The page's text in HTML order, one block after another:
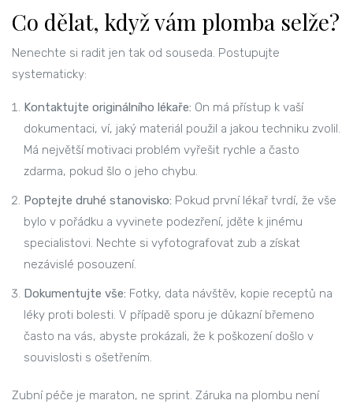
Co dělat, když vám plomba selže?
Nenechte si radit jen tak od souseda. Postupujte
systematicky:
Kontaktujte originálního lékaře: On má přístup k vaší
dokumentaci, ví, jaký materiál použil a jakou techniku zvolil.
Má největší motivaci problém vyřešit rychle a často
zdarma, pokud šlo o jeho chybu.
Poptejte druhé stanovisko: Pokud první lékař tvrdí, že vše
bylo v pořádku a vyvinete podezření, jděte k jinému
specialistovi. Nechte si vyfotografovat zub a získat
nezávislé posouzení.
Dokumentujte vše: Fotky, data návštěv, kopie receptů na
léky proti bolesti. V případě sporu je důkazní břemeno
často na vás, abyste prokázali, že k poškození došlo v
souvislosti s ošetřením.
Zubní péče je maraton, ne sprint. Záruka na plombu není